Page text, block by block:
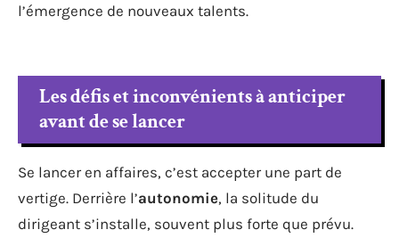
l’émergence de nouveaux talents.
Les défis et inconvénients à anticiper
avant de se lancer
Se lancer en affaires, c’est accepter une part de
vertige. Derrière l’autonomie, la solitude du
dirigeant s’installe, souvent plus forte que prévu.